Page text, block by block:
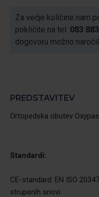
Za večje količine nam
pokličite na tel. 083
dogovoru možno
PREDSTAVITEV
Ortopedska obutev
Standardi:
CE-standard: EN ISO
strupenih snovi